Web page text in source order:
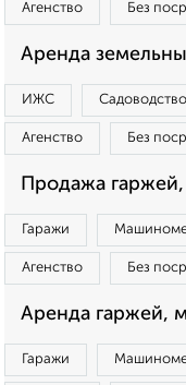
Агенство Без
Аренда
ИЖС Садоводство
Агенство Без
Продажа
Гаражи
Агенство Без
Аренда гаржей,
Гаражи